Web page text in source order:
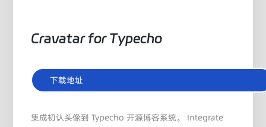
Cravatar for Typecho
下载地址
集成初认头像到 Typecho 开源博客系统。 Integrate